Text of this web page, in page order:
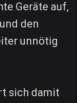
Geräte auf,
den
unnötig
sich damit